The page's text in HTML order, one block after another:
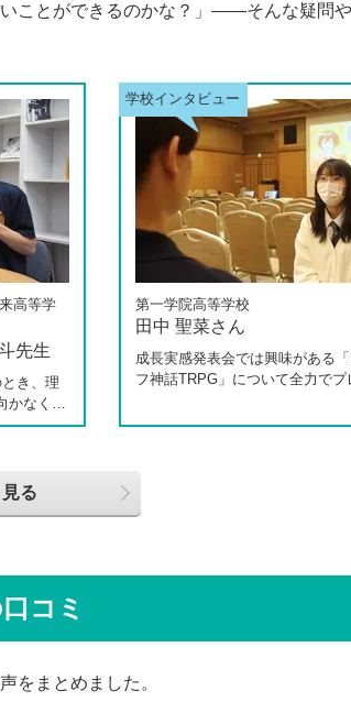
ことができるのかな？」――そんな疑問
高等学
先生
き、理
かなくな
で感じた
して在
について
第一学院高等学校
田中 聖菜さん
成長実感発表会では興味がある
フ神話TRPG」について全力でプ
の中で体調を崩し、12月に第一
る
コミ
をまとめました。